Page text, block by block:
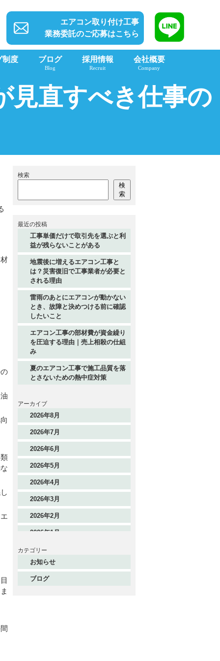
エアコン取り付け工事
業務委託のご応募はこちら
制度 ブログ
Blog
採用情報
Recruit
会社概要
Company
見直すべき仕事の
検索
検
索
最近の投稿
工事単価だけで取引先を選ぶと利
益が残らないことがある
地震後に増えるエアコン工事と
は？災害復旧で工事業者が必要と
される理由
雷雨のあとにエアコンが動かない
とき、故障と決めつける前に確認
したいこと
エアコン工事の部材費が資金繰り
を圧迫する理由｜売上相殺の仕組
み
夏のエアコン工事で施工品質を落
とさないための熱中症対策
アーカイブ
2026年8月
2026年7月
2026年6月
2026年5月
2026年4月
2026年3月
2026年2月
2026年1月
2025年12月
2025年11月
2025年10月
カテゴリー
お知らせ
ブログ